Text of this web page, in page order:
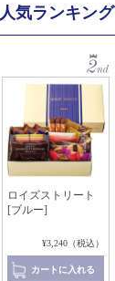
人気ランキング
ロイズストリート
[ブルー]
¥3,240（税込）
カートに入れる